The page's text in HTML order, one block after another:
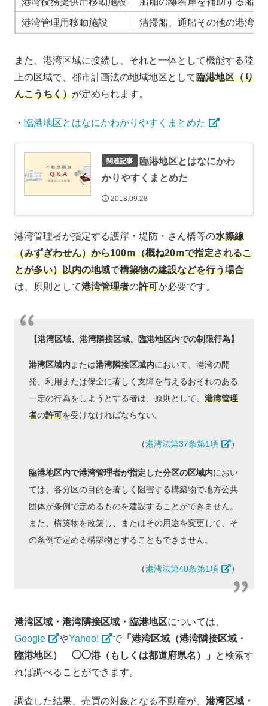
港湾管理用移動施設 清掃船、通船その他の港湾の
また、港湾区域に接続し、それと一体として機能する陸
上の区域で、都市計画法の地域地区として臨港地区（り
んこうちく）が定められます。
・ 臨港地区とはなにかわかりやすくまとめた
臨港地区とはなにかわ
かりやすくまとめた
2018.09.28
港湾管理者が指定する護岸・堤防・さん橋等の水際線
（みずぎわせん）から100ｍ（概ね20ｍで指定されるこ
とが多い）以内の地域で構築物の建設などを行う場合
は、原則として港湾管理者の許可が必要です。
【港湾区域、港湾隣接区域、臨港地区内での制限行為】
港湾区域内または港湾隣接区域内において、港湾の開
発、利用または保全に著しく支障を与えるおそれのある
一定の行為をしようとする者は、原則として、 港湾管理
者の許可を受けなければならない。
（港湾法第37条第1項 ）
臨港地区内で港湾管理者が指定した分区の区域内におい
ては、各分区の目的を著しく阻害する構築物で地方公共
団体が条例で定めるものを建設することができません。
また、構築物を改築し、またはその用途を変更して、そ
の条例で定める構築物とすることもできません。
（港湾法第40条第1項 ）
港湾区域・港湾隣接区域・臨港地区については、
Google
やYahoo! で「港湾区域（港湾隣接区域・
臨港地区） ◯◯港（もしくは都道府県名）」
と検索す
れば調べることができます。
調査した結果、売買の対象となる不動産が、 港湾区域・